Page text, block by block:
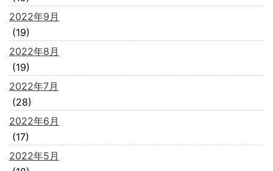
2022年9月
(19)
2022年8月
(19)
2022年7月
(28)
2022年6月
(17)
2022年5月